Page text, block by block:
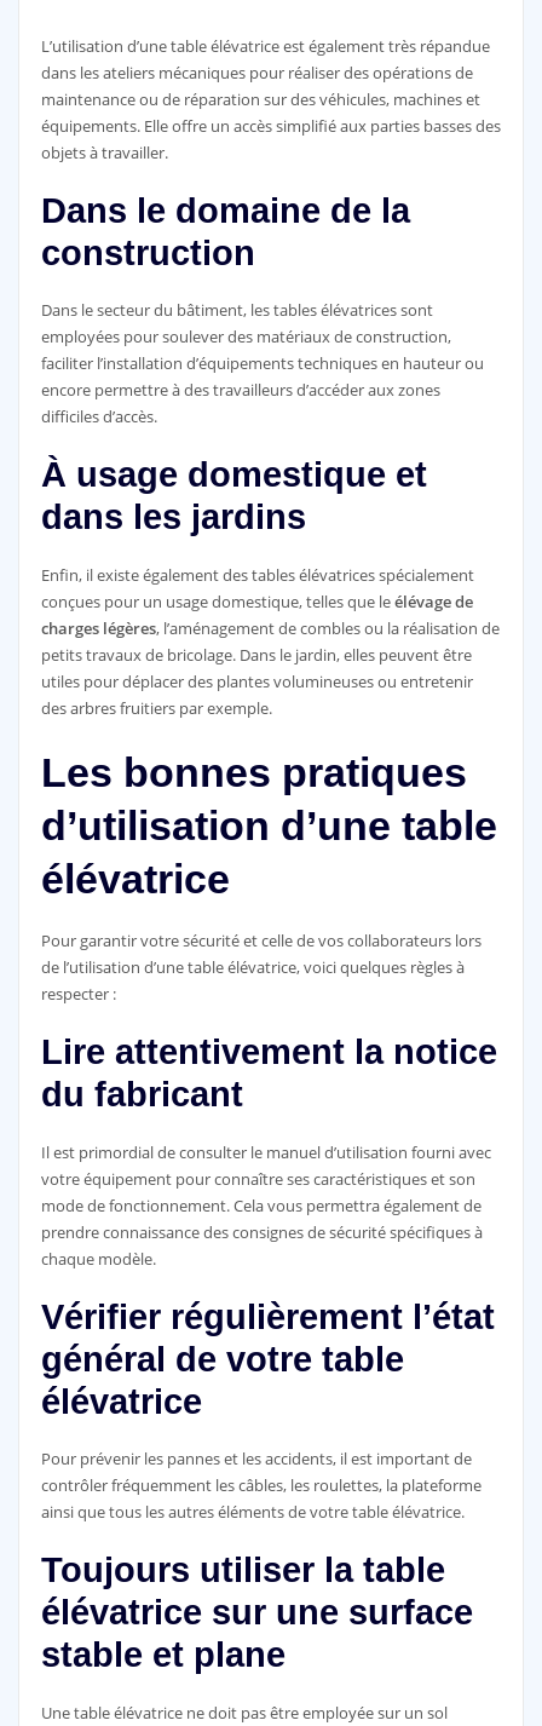
L’utilisation d’une table élévatrice est également très répandue
dans les ateliers mécaniques pour réaliser des opérations de
maintenance ou de réparation sur des véhicules, machines et
équipements. Elle offre un accès simplifié aux parties basses des
objets à travailler.
Dans le domaine de la
construction
Dans le secteur du bâtiment, les tables élévatrices sont
employées pour soulever des matériaux de construction,
faciliter l’installation d’équipements techniques en hauteur ou
encore permettre à des travailleurs d’accéder aux zones
difficiles d’accès.
À usage domestique et
dans les jardins
Enfin, il existe également des tables élévatrices spécialement
conçues pour un usage domestique, telles que leélévage de
charges légères, l’aménagement de combles ou la réalisation de
petits travaux de bricolage. Dans le jardin, elles peuvent être
utiles pour déplacer des plantes volumineuses ou entretenir
des arbres fruitiers par exemple.
Les bonnes pratiques
d’utilisation d’une table
élévatrice
Pour garantir votre sécurité et celle de vos collaborateurs lors
de l’utilisation d’une table élévatrice, voici quelques règles à
respecter :
Lire attentivement la notice
du fabricant
Il est primordial de consulter le manuel d’utilisation fourni avec
votre équipement pour connaître ses caractéristiques et son
mode de fonctionnement. Cela vous permettra également de
prendre connaissance des consignes de sécurité spécifiques à
chaque modèle.
Vérifier régulièrement l’état
général de votre table
élévatrice
Pour prévenir les pannes et les accidents, il est important de
contrôler fréquemment les câbles, les roulettes, la plateforme
ainsi que tous les autres éléments de votre table élévatrice.
Toujours utiliser la table
élévatrice sur une surface
stable et plane
Une table élévatrice ne doit pas être employée sur un sol